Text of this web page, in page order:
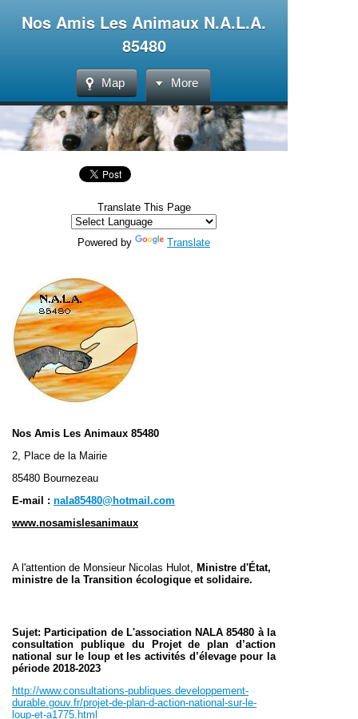
Nos Amis Les Animaux N.A.L.A.
85480
Map More
Translate This Page
Powered by Translate
Nos Amis Les Animaux 85480
2, Place de la Mairie
85480 Bournezeau
E-mail : nala85480@hotmail.com
www.nosamislesanimaux
A l'attention de Monsieur Nicolas Hulot, Ministre d'État,
ministre de la Transition écologique et solidaire.
Sujet: Participation de L'association NALA 85480 à la
consultation publique du Projet de plan d’action
national sur le loup et les activités d’élevage pour la
période 2018-2023
http://www.consultations-publiques.developpement-
durable.gouv.fr/projet-de-plan-d-action-national-sur-le-
loup-et-a1775.html